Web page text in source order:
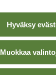
Hyväksy
Muokkaa